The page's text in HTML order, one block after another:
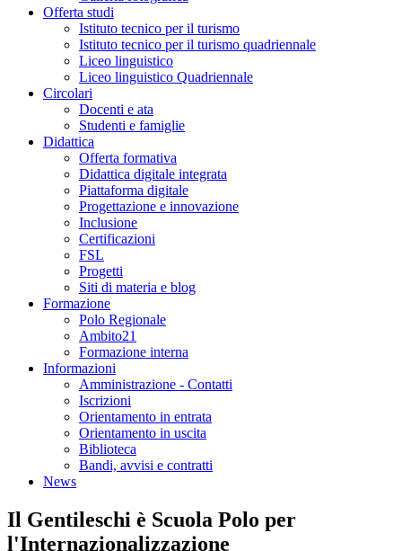
Offerta studi
Istituto tecnico per il turismo
Istituto tecnico per il turismo quadriennale
Liceo linguistico
Liceo linguistico Quadriennale
Circolari
Docenti e ata
Studenti e famiglie
Didattica
Offerta formativa
Didattica digitale integrata
Piattaforma digitale
Progettazione e innovazione
Inclusione
Certificazioni
FSL
Progetti
Siti di materia e blog
Formazione
Polo Regionale
Ambito21
Formazione interna
Informazioni
Amministrazione - Contatti
Iscrizioni
Orientamento in entrata
Orientamento in uscita
Biblioteca
Bandi, avvisi e contratti
News
Il Gentileschi è Scuola Polo per
l'Internazionalizzazione